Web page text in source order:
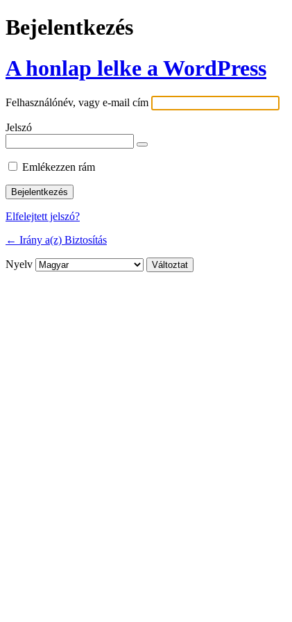
Bejelentkezés
A honlap lelke a WordPress
Felhasználónév, vagy e-mail cím
Jelszó
Emlékezzen rám
Elfelejtett jelszó?
← Irány a(z) Biztosítás
Nyelv